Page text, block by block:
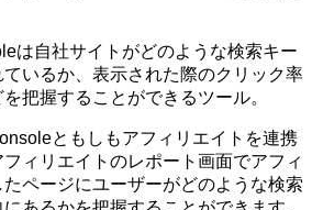
は自社サイトがどのような検索キー
いるか、表示された際のクリック率
把握することができるツール。
ともしもアフィリエイトを連携
ィリエイトのレポート画面でアフィ
ページにユーザーがどのような検索